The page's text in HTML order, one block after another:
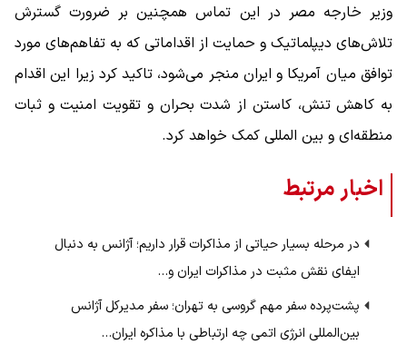
وزیر خارجه مصر در این تماس همچنین بر ضرورت گسترش
تلاش‌های دیپلماتیک و حمایت از اقداماتی که به تفاهم‌های مورد
توافق میان آمریکا و ایران منجر می‌شود، تاکید کرد زیرا این اقدام
به کاهش تنش، کاستن از شدت بحران و تقویت امنیت و ثبات
منطقه‌ای و بین المللی کمک خواهد کرد.
اخبار مرتبط
در مرحله بسیار حیاتی از مذاکرات قرار داریم؛ آژانس به دنبال
ایفای نقش مثبت در مذاکرات ایران و…
پشت‌پرده سفر مهم گروسی به تهران؛ سفر مدیرکل آژانس
بین‌المللی انرژی اتمی چه ارتباطی با مذاکره ایران…